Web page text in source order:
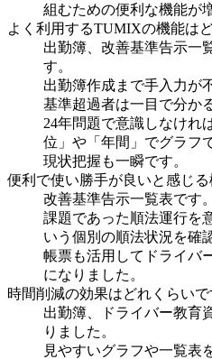
組むための便利な機能が
よく利用するTUMIXの機能は
出勤簿、改善基準告示一
す。
出勤簿作成まで手入力が
基準超過者は一目で分か
24年問題で意識しなけれ
位」や「年間」でグラフ
現状把握も一瞬です。
便利で使い勝手が良いと感じる
改善基準告示一覧表です。
課題であった順法運行を
いう個別の順法状況を確
帳票も活用してドライバ
になりました。
時間削減の効果はどれくらいで
出勤簿、ドライバー教育
りました。
見やすいグラフや一覧表